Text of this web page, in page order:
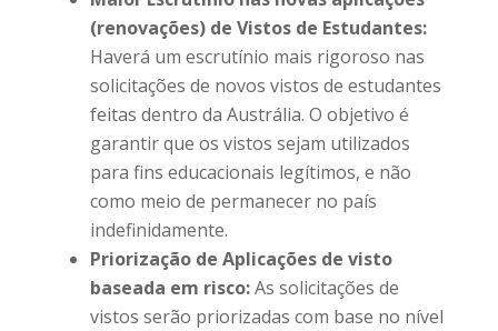
(renovações) de Vistos de Estudantes:
Haverá um escrutínio mais rigoroso nas
solicitações de novos vistos de estudantes
feitas dentro da Austrália. O objetivo é
garantir que os vistos sejam utilizados
para fins educacionais legítimos, e não
como meio de permanecer no país
indefinidamente.
Priorização de Aplicações de visto
baseada em risco:As solicitações de
vistos serão priorizadas com base no nível